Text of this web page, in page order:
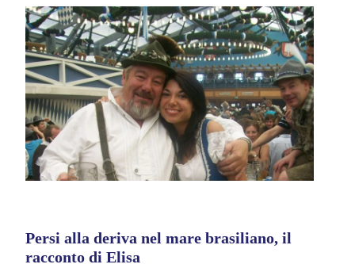
Persi alla deriva nel mare brasiliano, il
racconto di Elisa